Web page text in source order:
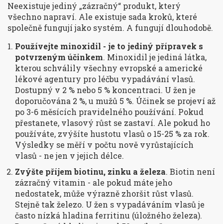
Neexistuje jediný „zázračný“ produkt, který
všechno napraví. Ale existuje sada kroků, které
společně fungují jako systém. A fungují dlouhodobě.
Používejte minoxidil - je to jediný přípravek s
potvrzeným účinkem. Minoxidil je jediná látka,
kterou schválily všechny evropské a americké
lékové agentury pro léčbu vypadávání vlasů.
Dostupný v 2 % nebo 5 % koncentraci. U žen je
doporučována 2 %, u mužů 5 %. Účinek se projeví až
po 3-6 měsících pravidelného používání. Pokud
přestanete, vlasový růst se zastaví. Ale pokud ho
používáte, zvýšíte hustotu vlasů o 15-25 % za rok.
Výsledky se měří v počtu nově vyrůstajících
vlasů - ne jen v jejich délce.
Zvýšte příjem biotinu, zinku a železa. Biotin není
zázračný vitamin - ale pokud máte jeho
nedostatek, může výrazně zhoršit růst vlasů.
Stejně tak železo. U žen s vypadáváním vlasů je
často nízká hladina ferritinu (úložného železa).